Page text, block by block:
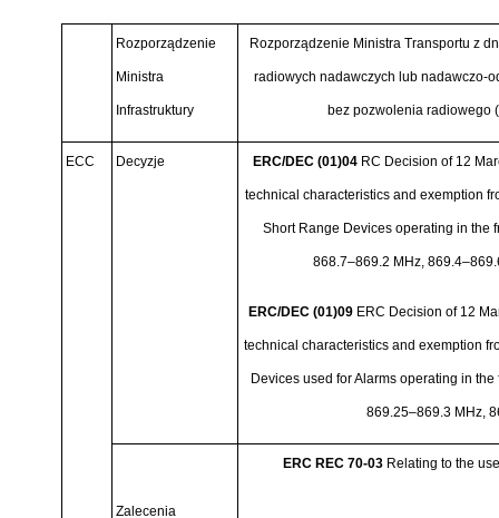
Rozporządzenie
Ministra
Infrastruktury
Rozporządzenie Ministra Transportu z
radiowych nadawczych lub nadawczo-
bez pozwolenia radiowego
ECC Decyzje ERC/DEC (01)04 RC Decision of 12
technical characteristics and exemption
Short Range Devices operating in the
868.7–869.2 MHz, 869.4–
ERC/DEC (01)09 ERC Decision of 12
technical characteristics and exemption
Devices used for Alarms operating in
869.25–869.3 MHz,
Zalecenia
ERC REC 70-03 Relating to the